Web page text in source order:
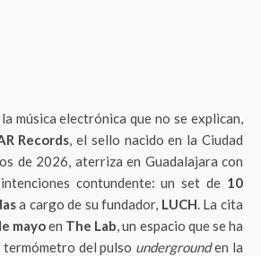
música electrónica que no se explican,
Records, el sello nacido en la Ciudad
de 2026, aterriza en Guadalajara con
contundente: un set de 10
a cargo de su fundador, LUCH. La cita
mayoen The Lab, un espacio que se ha
del pulso undergrounden la